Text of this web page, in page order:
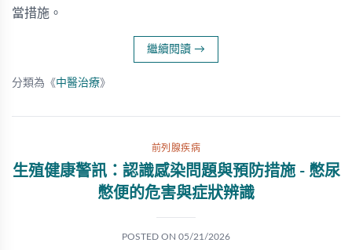
當措施。
繼續閱讀 →
分類為《中醫治療》
前列腺疾病
生殖健康警訊：認識感染問題與預防措施 - 憋尿
憋便的危害與症狀辨識
POSTED ON 05/21/2026